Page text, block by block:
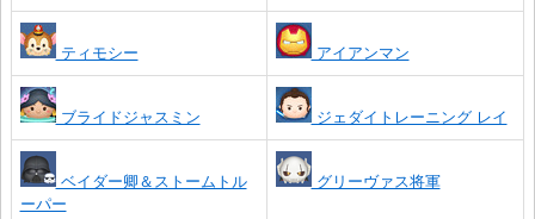
ティモシー アイアンマン
ブライドジャスミン ジェダイトレーニング レイ
ベイダー卿＆ストームトル
ーパー
グリーヴァス将軍